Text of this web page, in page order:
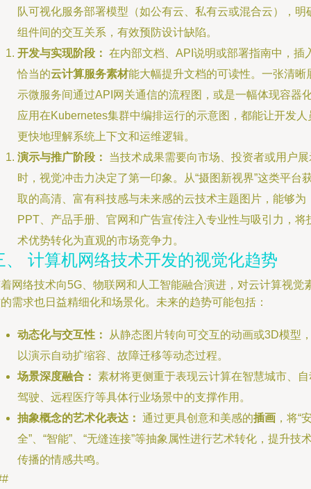
队可视化服务部署模型（如公有云、私有云或混合云），明
组件间的交互关系，有效预防设计缺陷。
开发与实现阶段： 在内部文档、API说明或部署指南中，插
恰当的云计算服务素材能大幅提升文档的可读性。一张清晰
示微服务间通过API网关通信的流程图，或是一幅体现容器
应用在Kubernetes集群中编排运行的示意图，都能让开发人
更快地理解系统上下文和运维逻辑。
演示与推广阶段：
当技术成果需要向市场、投资者或用户展
时，视觉冲击力决定了第一印象。从“摄图新视界”这类平台
取的高清、富有科技感与未来感的云技术主题图片，能够为
PPT、产品手册、官网和广告宣传注入专业性与吸引力，将
术优势转化为直观的市场竞争力。
、 计算机网络技术开发的视觉化趋势
网络技术向5G、物联网和人工智能融合演进，对云计算视觉
需求也日益精细化和场景化。未来的趋势可能包括：
动态化与交互性：
从静态图片转向可交互的动画或3D模型
以演示自动扩缩容、故障迁移等动态过程。
场景深度融合： 素材将更侧重于表现云计算在智慧城市、自
驾驶、远程医疗等具体行业场景中的支撑作用。
抽象概念的艺术化表达： 通过更具创意和美感的插画 ，将“
全”、“智能”、“无缝连接”等抽象属性进行艺术转化，提升技
传播的情感共鸣。